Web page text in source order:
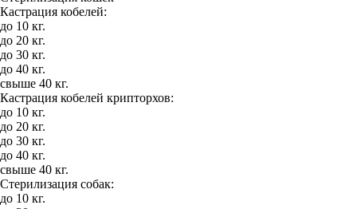
Кастрация кобелей:
до 10 кг.
до 20 кг.
до 30 кг.
до 40 кг.
свыше 40 кг.
Кастрация кобелей крипторхов:
до 10 кг.
до 20 кг.
до 30 кг.
до 40 кг.
свыше 40 кг.
Стерилизация собак:
до 10 кг.